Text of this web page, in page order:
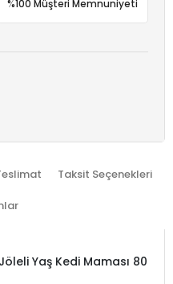
%100 Müşteri Memnuniyeti
Taksit Seçenekleri
Yaş Kedi Maması 80